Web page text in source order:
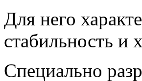
Для него
стабильность и
Специально